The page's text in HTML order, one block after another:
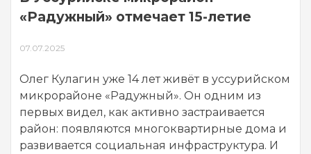
«Радужный» отмечает 15-летие
07.07.2025
Олег Кулагин уже 14 лет живёт в уссурийском
микрорайоне «Радужный». Он одним из
первых видел, как активно застраивается
район: появляются многоквартирные дома и
развивается социальная инфраструктура. И